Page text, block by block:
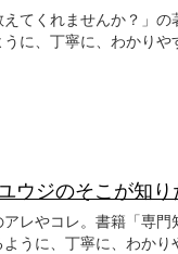
てくれませんか？」
に、丁寧に、わかりや
ジのそこが知り
レやコレ。書籍「専
うに、丁寧に、わかり